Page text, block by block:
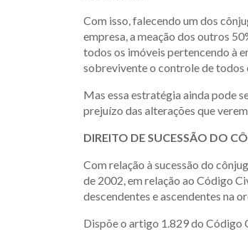
Com isso, falecendo um dos
empresa, a meação dos outros
todos os imóveis pertencendo à
sobrevivente o controle de todos
Mas essa estratégia ainda pode
prejuízo das alterações que
DIREITO DE SUCESSÃO DO
Com relação à sucessão do
de 2002, em relação ao Código
descendentes e ascendentes na
Dispõe o artigo 1.829 do Código